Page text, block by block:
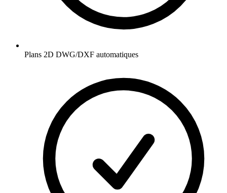
Plans 2D DWG/DXF automatiques